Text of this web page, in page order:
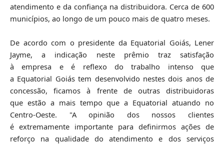
atendimento e da confiança na distribuidora. Cerca de 600
municípios, ao longo de um pouco mais de quatro meses.
De acordo com o presidente da Equatorial Goiás, Lener
Jayme, a indicação neste prêmio traz satisfação
à empresa e é reflexo do trabalho intenso que
a Equatorial Goiás tem desenvolvido nestes dois anos de
concessão, ficamos à frente de outras distribuidoras
que estão a mais tempo que a Equatorial atuando no
Centro-Oeste. "A opinião dos nossos clientes
é extremamente importante para definirmos ações de
reforço na qualidade do atendimento e dos serviços